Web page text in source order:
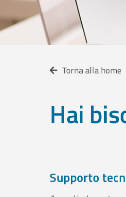
Torna alla home
Hai
Supporto